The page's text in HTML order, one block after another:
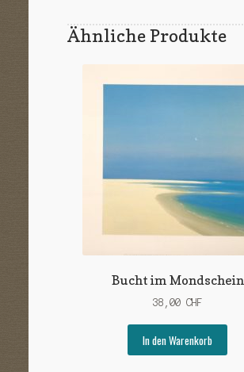
Ähnliche Produkte
Bucht im Mondschein
38,00 CHF
In den Warenkorb